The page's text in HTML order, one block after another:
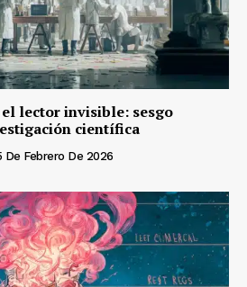
lector invisible: sesgo
científica
De Febrero De 2026